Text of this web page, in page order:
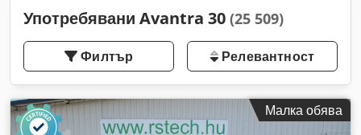
Употребявани Avantra 30 (25 509)
Филтър Релевантност
Малка обява